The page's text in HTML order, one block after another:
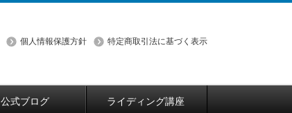
個人情報保護方針 特定商取引法に基づく表示
公式ブログ ライディング講座